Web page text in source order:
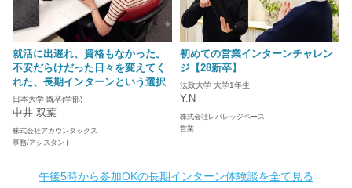
就活に出遅れ、資格もなかった。
不安だらけだった日々を変えてく
れた、長期インターンという選択
日本大学 既卒(学部)
中井 双葉
株式会社アカウンタックス
事務/アシスタント
初めての営業インターンチャレン
ジ【28新卒】
法政大学 大学1年生
Y.N
株式会社レバレッジベース
営業
午後5時から参加OKの長期インターン体験談を全て見る